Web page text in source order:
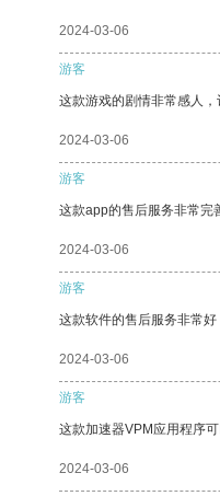
2024-03-06
游客
这款游戏的剧情非常感人，
2024-03-06
游客
这款app的售后服务非常完
2024-03-06
游客
这款软件的售后服务非常好
2024-03-06
游客
这款加速器VPM应用程序
2024-03-06